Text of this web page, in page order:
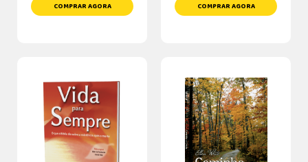
COMPRAR AGORA COMPRAR AGORA